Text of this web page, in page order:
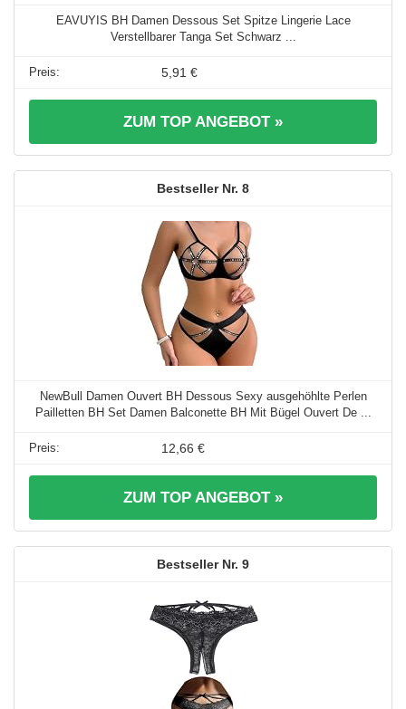
EAVUYIS BH Damen Dessous Set Spitze Lingerie Lace
Verstellbarer Tanga Set Schwarz ...
5,91 €
ZUM TOP ANGEBOT »
8
NewBull Damen Ouvert BH Dessous Sexy ausgehöhlte Perlen
Pailletten BH Set Damen Balconette BH Mit Bügel Ouvert De ...
12,66 €
ZUM TOP ANGEBOT »
9